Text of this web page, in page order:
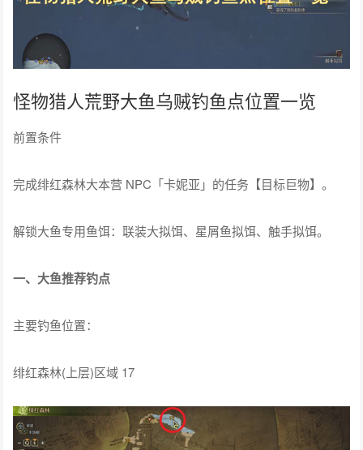
怪物猎人荒野大鱼乌贼钓鱼点位置一览
前置条件
完成绯红森林大本营 NPC「卡妮亚」的任务【目标巨物】。
解锁大鱼专用鱼饵：联装大拟饵、星屑鱼拟饵、触手拟饵。
一、大鱼推荐钓点
主要钓鱼位置：
绯红森林(上层)区域 17